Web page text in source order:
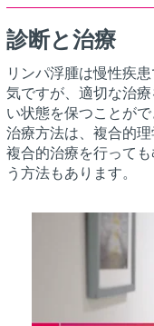
診断と治療
リンパ浮腫は慢性疾
気ですが、適切な治
い状態を保つことが
治療方法は、複合的理
複合的治療を行って
う方法もあります。